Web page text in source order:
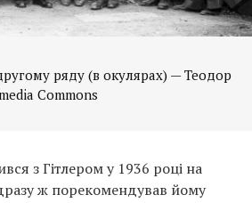
ряду (в окулярах) — Теодор
Commons
з Гітлером у 1936 році на
ж порекомендував йому